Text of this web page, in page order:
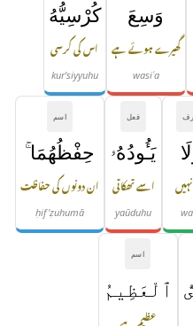
وَسِعَ
گھیرے ہوئے ہے
wasiʿa
كُرْسِيُّهُ
اس کی کرسی
kur'siyyuhu
فعل
يَـُٔودُهُۥ
اسے تھکاتی
yaūduhu
اسم
حِفْظُهُمَا ۚ
ان دونوں کی حفاظت
ḥif'ẓuhumā
اسم
ٱلْعَظِيمُ